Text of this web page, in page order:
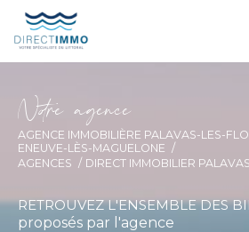
Nore agence
AGENCE IMMOBILIÈRE PALAVAS-LES-
ENEUVE-LÈS-MAGUELONE
AGENCES
DIRECT IMMOBILIER
RETROUVEZ L'ENSEMBLE DES
proposés par l'agence